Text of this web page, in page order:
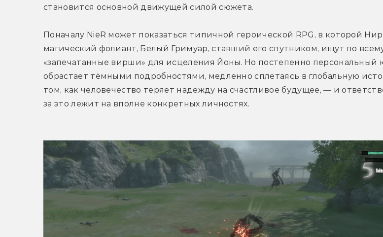
становится основной движущей силой сюжета.
Поначалу NieR может показаться типичной героической RPG, в которой
магический фолиант, Белый Гримуар, ставший его спутником, ищут по
«запечатанные вирши» для исцеления Йоны. Но постепенно персональный
обрастает тёмными подробностями, медленно сплетаясь в глобальную
том, как человечество теряет надежду на счастливое будущее, — и
за это лежит на вполне конкретных личностях.